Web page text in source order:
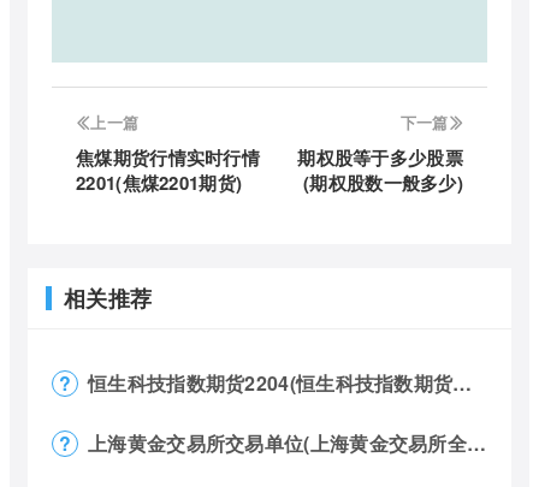
上一篇
焦煤期货行情实时行情
2201(焦煤2201期货)
下一篇
期权股等于多少股票
(期权股数一般多少)
相关推荐
恒生科技指数期货2204(恒生科技指数期货夜盘)
上海黄金交易所交易单位(上海黄金交易所全称)